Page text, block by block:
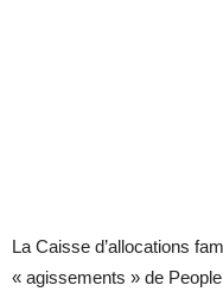
La Caisse d’allocations
« agissements » de